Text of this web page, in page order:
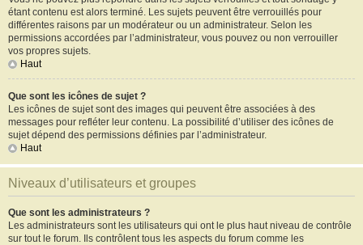
étant contenu est alors terminé. Les sujets peuvent être verrouillés pour
différentes raisons par un modérateur ou un administrateur. Selon les
permissions accordées par l’administrateur, vous pouvez ou non verrouiller
vos propres sujets.
Haut
Que sont les icônes de sujet ?
Les icônes de sujet sont des images qui peuvent être associées à des
messages pour refléter leur contenu. La possibilité d’utiliser des icônes de
sujet dépend des permissions définies par l’administrateur.
Haut
Niveaux d’utilisateurs et groupes
Que sont les administrateurs ?
Les administrateurs sont les utilisateurs qui ont le plus haut niveau de contrôle
sur tout le forum. Ils contrôlent tous les aspects du forum comme les